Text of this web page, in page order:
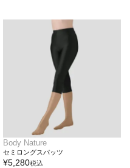
Body Nature
セミロングスパッツ
¥5,280税込